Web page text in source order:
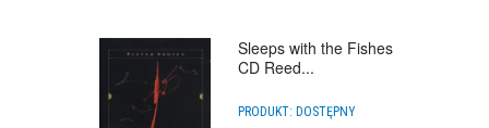
Sleeps with the Fishes
CD Reed...
PRODUKT: DOSTĘPNY